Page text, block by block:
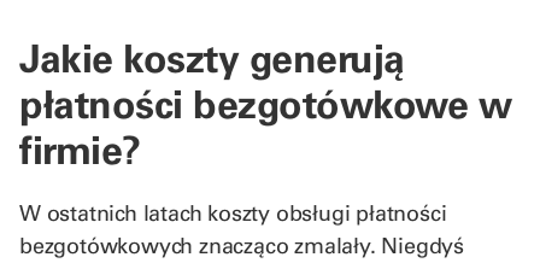
Jakie koszty generują
płatności bezgotówkowe w
firmie?
W ostatnich latach koszty obsługi płatności
bezgotówkowych znacząco zmalały. Niegdyś